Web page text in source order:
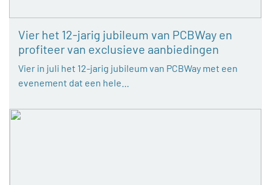
Vier het 12-jarig jubileum van PCBWay en
profiteer van exclusieve aanbiedingen
Vier in juli het 12-jarig jubileum van PCBWay met een
evenement dat een hele…